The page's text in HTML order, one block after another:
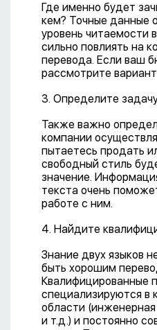
Где именно будет
кем? Точные данные
уровень читаемости
сильно повлиять на
перевода. Если ваш
рассмотрите
3. Определите
Также важно
компании
пытаетесь продать
свободный стиль
значение.
текста очень
работе с ним.
4. Найдите
Знание двух языков
быть хорошим
Квалифицированные
специализируются в
области
и т.д.) и постоянно